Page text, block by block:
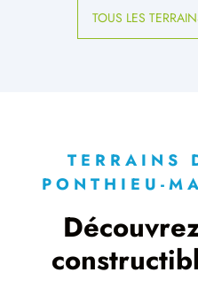
Estrées-lès-Crécy (80150)
1 TERRAIN CONSTRUCTIBLE
Forest-l'Abbaye
Gueschart(80150)
TOUS LES
TERRAINS
PONTHIEU-